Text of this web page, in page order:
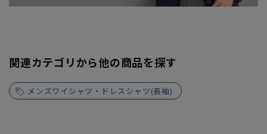
関連カテゴリから他の商品を探す
メンズワイシャツ・ドレスシャツ(長袖)